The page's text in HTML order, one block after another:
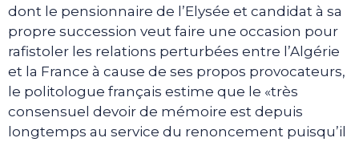
dont le pensionnaire de l’Elysée et candidat à sa
propre succession veut faire une occasion pour
rafistoler les relations perturbées entre l’Algérie
et la France à cause de ses propos provocateurs,
le politologue français estime que le «très
consensuel devoir de mémoire est depuis
longtemps au service du renoncement puisqu’il